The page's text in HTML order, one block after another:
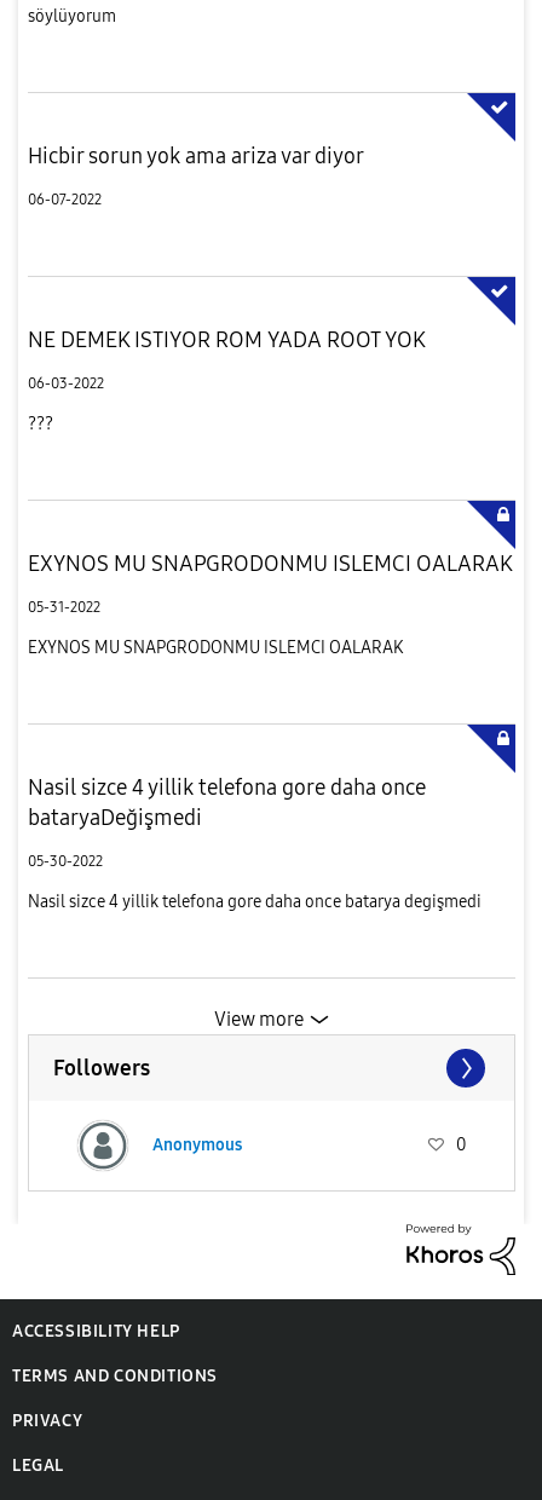
söylüyorum
Hicbir sorun yok ama ariza var diyor
06-07-2022
NE DEMEK ISTIYOR ROM YADA ROOT YOK
06-03-2022
???
EXYNOS MU SNAPGRODONMU ISLEMCI OALARAK
05-31-2022
EXYNOS MU SNAPGRODONMU ISLEMCI OALARAK
Nasil sizce 4 yillik telefona gore daha once
bataryaDeğişmedi
05-30-2022
Nasil sizce 4 yillik telefona gore daha once batarya degişmedi
View more
Followers
Anonymous 0
ACCESSIBILITY HELP
TERMS AND CONDITIONS
PRIVACY
LEGAL